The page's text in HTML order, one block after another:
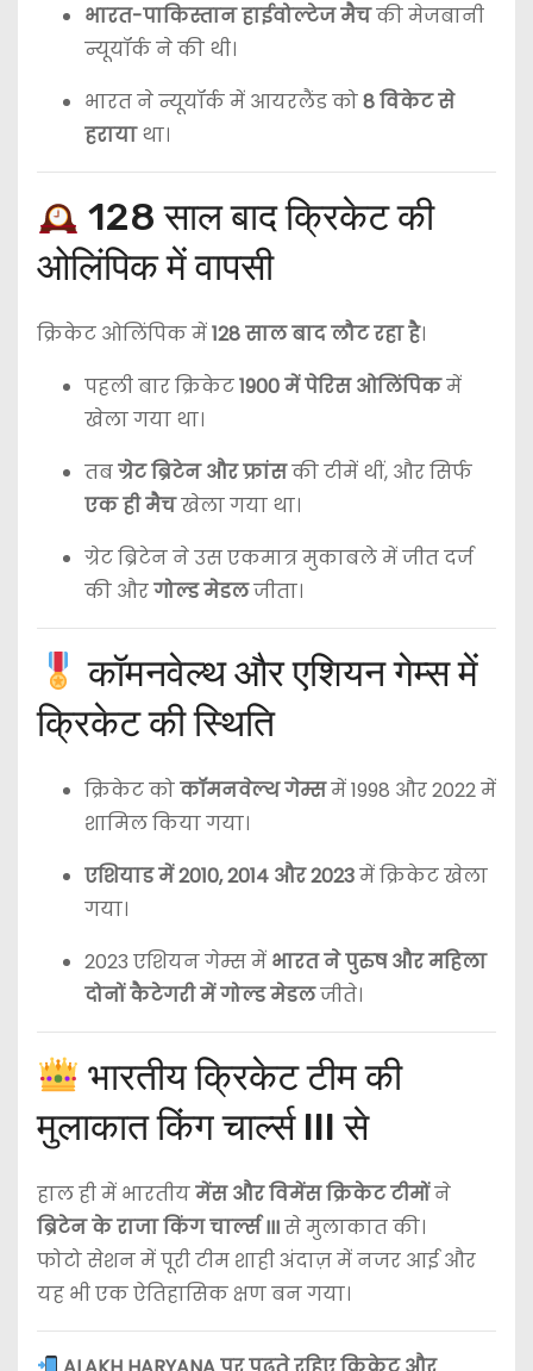
भारत-पाकिस्तान हाईवोल्टेज मैचकी मेजबानी
न्यूयॉर्क ने की थी।
भारत ने न्यूयॉर्क में आयरलैंड को8 विकेट से
हरायाथा।
128 साल बाद क्रिकेट की
ओलिंपिक में वापसी
क्रिकेट ओलिंपिक में128 साल बाद लौट रहा है।
पहली बार क्रिकेट1900 में पेरिस ओलिंपिकमें
खेला गया था।
तबग्रेट ब्रिटेन और फ्रांसकी टीमें थीं, और सिर्फ
एक ही मैचखेला गया था।
ग्रेट ब्रिटेन ने उस एकमात्र मुकाबले में जीत दर्ज
की औरगोल्ड मेडलजीता।
कॉमनवेल्थ और एशियन गेम्स में
क्रिकेट की स्थिति
क्रिकेट कोकॉमनवेल्थ गेम्समें 1998 और 2022 में
शामिल किया गया।
एशियाड में 2010, 2014 और 2023में क्रिकेट खेला
गया।
2023 एशियन गेम्स में भारत ने पुरुष और महिला
दोनों कैटेगरी में गोल्ड मेडलजीते।
भारतीय क्रिकेट टीम की
मुलाकात किंग चार्ल्स III से
हाल ही में भारतीयमेंस और विमेंस क्रिकेट टीमोंने
ब्रिटेन के राजा किंग चार्ल्स IIIसे मुलाकात की।
फोटो सेशन में पूरी टीम शाही अंदाज़ में नजर आई और
यह भी एक ऐतिहासिक क्षण बन गया।